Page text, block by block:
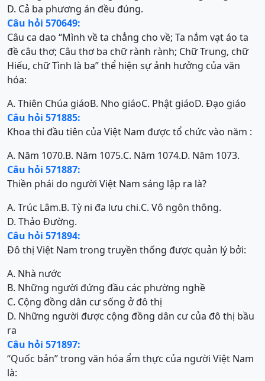
D. Cả ba phương án đều đúng.
Câu hỏi 570649:
Câu ca dao “Mình về ta chẳng cho về; Ta nắm vạt áo ta
đề câu thơ; Câu thơ ba chữ rành rành; Chữ Trung, chữ
Hiếu, chữ Tình là ba” thể hiện sự ảnh hưởng của văn
hóa:
A. Thiên Chúa giáoB. Nho giáoC. Phật giáoD. Đạo giáo
Câu hỏi 571885:
Khoa thi đầu tiên của Việt Nam được tổ chức vào năm :
A. Năm 1070.B. Năm 1075.C. Năm 1074.D. Năm 1073.
Câu hỏi 571887:
Thiền phái do người Việt Nam sáng lập ra là?
A. Trúc Lâm.B. Tỳ ni đa lưu chi.C. Vô ngôn thông.
D. Thảo Đường.
Câu hỏi 571894:
Đô thị Việt Nam trong truyền thống được quản lý bởi:
A. Nhà nước
B. Những người đứng đầu các phường nghề
C. Cộng đồng dân cư sống ở đô thị
D. Những người được cộng đồng dân cư của đô thị bầu
ra
Câu hỏi 571897:
“Quốc bản” trong văn hóa ẩm thực của người Việt Nam
là: